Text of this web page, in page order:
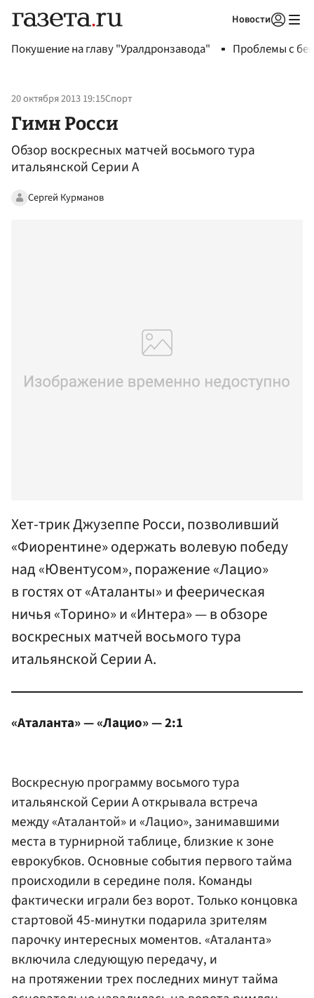
Новости
Покушение на главу "Уралдронзавода" Проблемы с
20 октября 2013 19:15Спорт
Гимн Росси
Обзор воскресных матчей восьмого тура
итальянской Серии А
Сергей Курманов
Хет-трик Джузеппе Росси, позволивший
«Фиорентине» одержать волевую победу
над «Ювентусом», поражение «Лацио»
в гостях от «Аталанты» и феерическая
ничья «Торино» и «Интера» — в обзоре
воскресных матчей восьмого тура
итальянской Серии А.
«Аталанта» — «Лацио» — 2:1
Воскресную программу восьмого тура
итальянской Серии А открывала встреча
между «Аталантой» и «Лацио», занимавшими
места в турнирной таблице, близкие к зоне
еврокубков. Основные события первого тайма
происходили в середине поля. Команды
фактически играли без ворот. Только концовка
стартовой 45-минутки подарила зрителям
парочку интересных моментов. «Аталанта»
включила следующую передачу, и
на протяжении трех последних минут тайма